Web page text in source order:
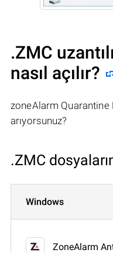
.ZMC
nasıl açılır?
zoneAlarm Quarantine
arıyorsunuz?
.ZMC
Windows
ZoneAlarm